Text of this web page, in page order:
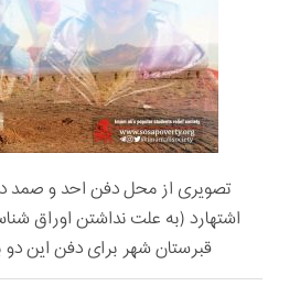
تصویری از محل دفن احد و صمد
اشتهارد (به علت نداشتن اوراق
قبرستان شهر برای دفن این دو